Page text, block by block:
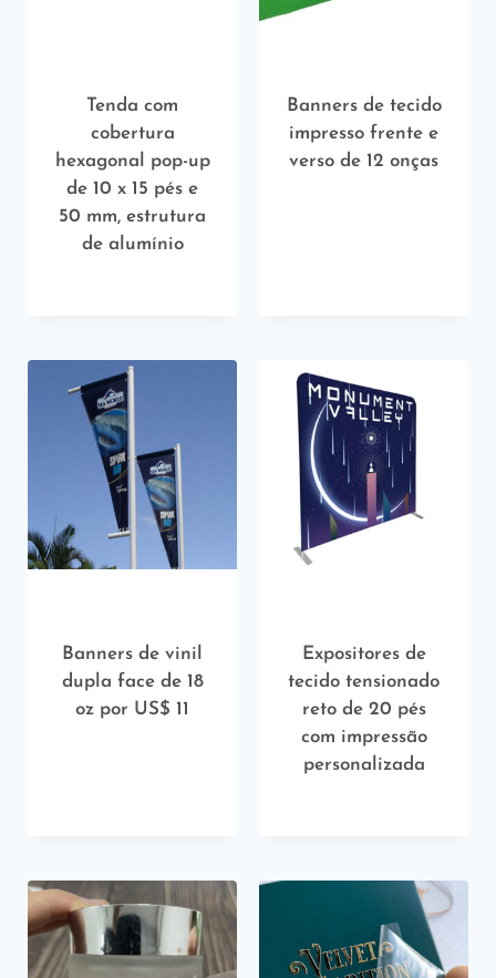
Tenda com
cobertura
hexagonal pop-up
de 10 x 15 pés e
50 mm, estrutura
de alumínio
Banners de tecido
impresso frente e
verso de 12 onças
Banners de vinil
dupla face de 18
oz por US$ 11
Expositores de
tecido tensionado
reto de 20 pés
com impressão
personalizada